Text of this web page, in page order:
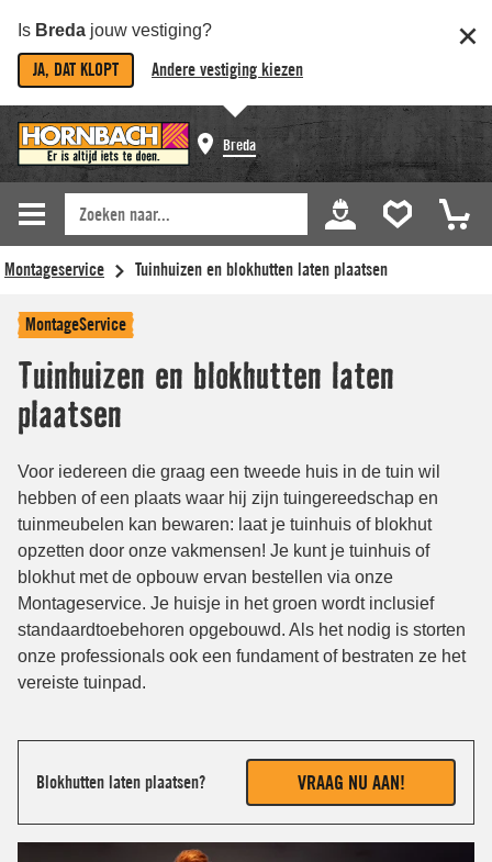
Is Breda jouw vestiging?
JA, DAT KLOPT Andere vestiging kiezen
Breda